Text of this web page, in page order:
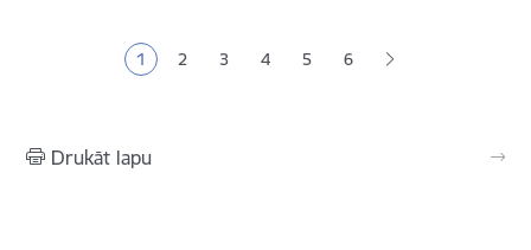
Pašreizējā lapa
1 Lapa
2 Lapa
3 Lapa
4 Lapa
5 6
Drukāt lapu